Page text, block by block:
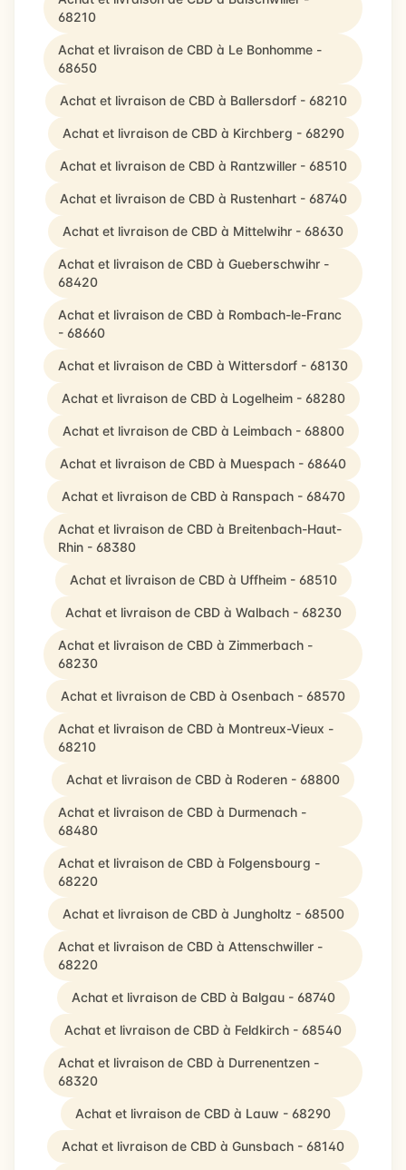
68210
Achat et livraison de CBD à Le Bonhomme -
68650
Achat et livraison de CBD à Ballersdorf - 68210
Achat et livraison de CBD à Kirchberg - 68290
Achat et livraison de CBD à Rantzwiller - 68510
Achat et livraison de CBD à Rustenhart - 68740
Achat et livraison de CBD à Mittelwihr - 68630
Achat et livraison de CBD à Gueberschwihr -
68420
Achat et livraison de CBD à Rombach-le-Franc
- 68660
Achat et livraison de CBD à Wittersdorf - 68130
Achat et livraison de CBD à Logelheim - 68280
Achat et livraison de CBD à Leimbach - 68800
Achat et livraison de CBD à Muespach - 68640
Achat et livraison de CBD à Ranspach - 68470
Achat et livraison de CBD à Breitenbach-Haut-
Rhin - 68380
Achat et livraison de CBD à Uffheim - 68510
Achat et livraison de CBD à Walbach - 68230
Achat et livraison de CBD à Zimmerbach -
68230
Achat et livraison de CBD à Osenbach - 68570
Achat et livraison de CBD à Montreux-Vieux -
68210
Achat et livraison de CBD à Roderen - 68800
Achat et livraison de CBD à Durmenach -
68480
Achat et livraison de CBD à Folgensbourg -
68220
Achat et livraison de CBD à Jungholtz - 68500
Achat et livraison de CBD à Attenschwiller -
68220
Achat et livraison de CBD à Balgau - 68740
Achat et livraison de CBD à Feldkirch - 68540
Achat et livraison de CBD à Durrenentzen -
68320
Achat et livraison de CBD à Lauw - 68290
Achat et livraison de CBD à Gunsbach - 68140